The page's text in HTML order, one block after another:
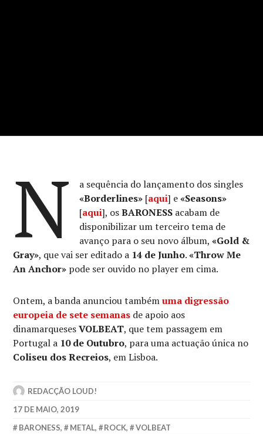
N
a sequência do lançamento dos singles
«Borderlines»[aqui] e«Seasons»
[aqui], osBARONESSacabam de
disponibilizar um terceiro tema de
avanço para o seu novo álbum, «Gold &
Gray», que vai ser editado a 14 de Junho.«Throw Me
An Anchor» pode ser ouvido no player em cima.
Ontem, a banda anunciou tambémuma digressão
europeia de sete semanas de apoio aos
dinamarquesesVOLBEAT, que tem passagem em
Portugal a 10 de Outubro, para uma actuação única no
Coliseu dos Recreios, em Lisboa.
REDACÇÃO LOUD!
17 DE MAIO, 2019
BARONESS, METAL, ROCK, VOLBEAT